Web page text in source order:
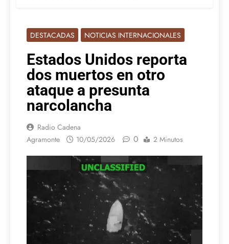
DESTACADAS NOTICIAS INTERNACIONALES
Estados Unidos reporta
dos muertos en otro
ataque a presunta
narcolancha
Radio Cadena
Agramonte
10/05/2026 0 2 Minutos